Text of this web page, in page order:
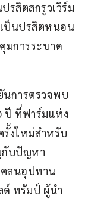
รสิตสกรูวเวิร์ม
เป็นปรสิตหนอน
มการระบาด
นการตรวจพบ
ปี ที่ฟาร์มแห่ง
งใหม่สำหรับ
กับปัญหา
คลนอุปทาน
ด์ ทรัมป์ ผู้นำ